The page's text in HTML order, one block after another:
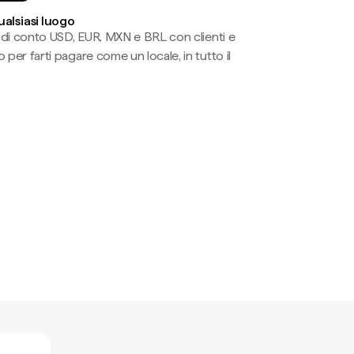
luogo
conto USD, EUR, MXN e BRL con clienti e
farti pagare come un locale, in tutto il